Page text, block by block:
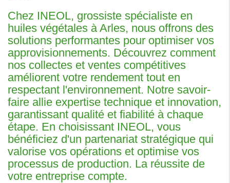
Chez INEOL, grossiste spécialiste en
huiles végétales à Arles, nous offrons des
solutions performantes pour optimiser vos
approvisionnements. Découvrez comment
nos collectes et ventes compétitives
améliorent votre rendement tout en
respectant l'environnement. Notre savoir-
faire allie expertise technique et innovation,
garantissant qualité et fiabilité à chaque
étape. En choisissant INEOL, vous
bénéficiez d'un partenariat stratégique qui
valorise vos opérations et optimise vos
processus de production. La réussite de
votre entreprise compte.